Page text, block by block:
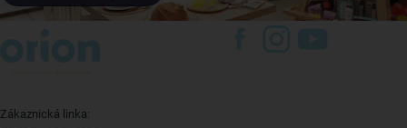
Zákaznická linka: